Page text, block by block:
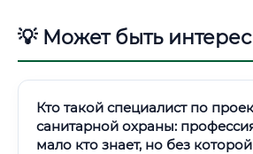
💡 Может быть
Кто такой специалист по
санитарной охраны:
мало кто знает, но без